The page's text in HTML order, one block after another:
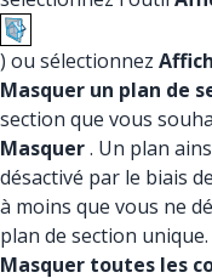
) ou sélectionnez
Masquer un plan de
section que vous
Masquer. Un plan
désactivé par le biais
à moins que vous ne
plan de section unique.
Masquer toutes les